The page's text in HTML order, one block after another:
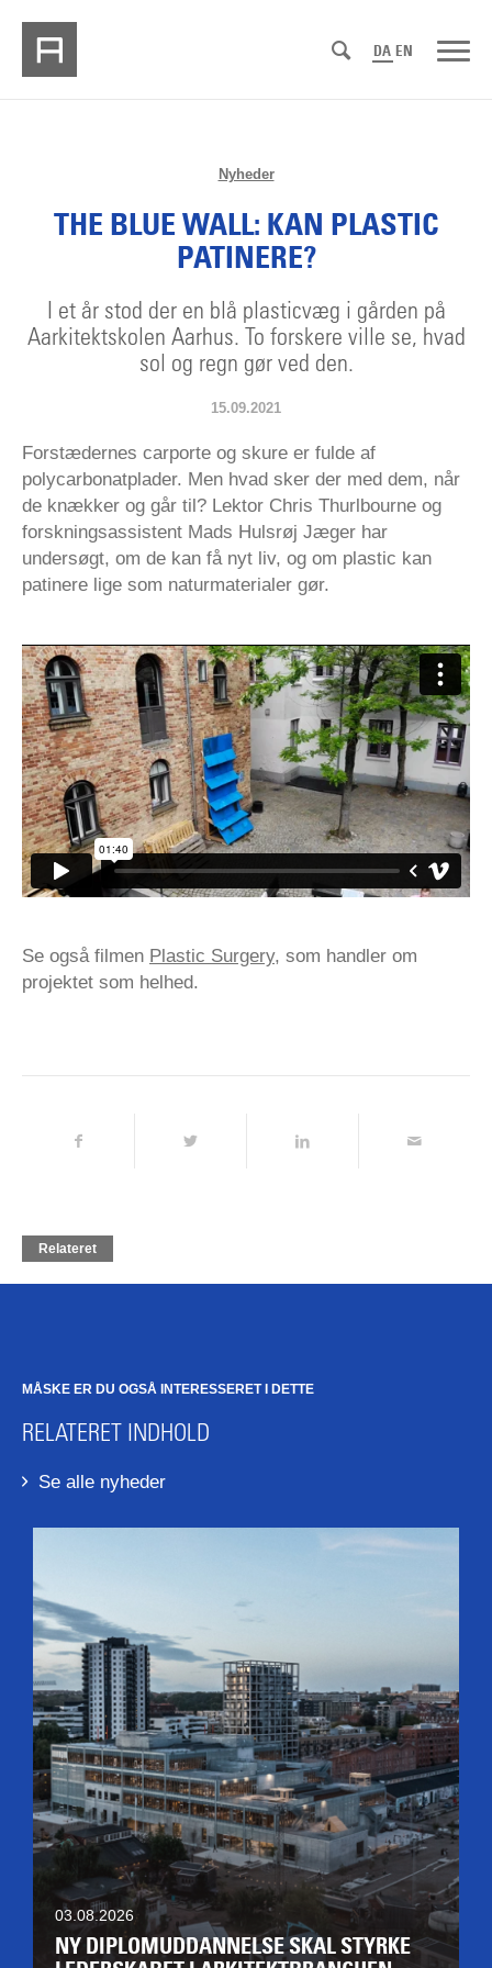
DA EN
Nyheder
THE BLUE WALL: KAN PLASTIC
PATINERE?
I et år stod der en blå plasticvæg i gården på
Aarkitektskolen Aarhus. To forskere ville se, hvad
sol og regn gør ved den.
15.09.2021
Forstædernes carporte og skure er fulde af
polycarbonatplader. Men hvad sker der med dem, når
de knækker og går til? Lektor Chris Thurlbourne og
forskningsassistent Mads Hulsrøj Jæger har
undersøgt, om de kan få nyt liv, og om plastic kan
patinere lige som naturmaterialer gør.
Se også filmen Plastic Surgery, som handler om
projektet som helhed.
Relateret
MÅSKE ER DU OGSÅ INTERESSERET I DETTE
RELATERET INDHOLD
Se alle nyheder
03.08.2026
NY DIPLOMUDDANNELSE SKAL STYRKE